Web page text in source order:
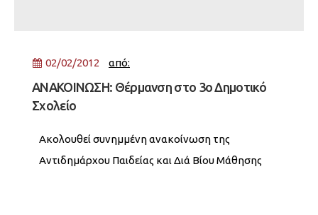
02/02/2012 από:
ΑΝΑΚΟΙΝΩΣΗ: Θέρμανση στο 3ο Δημοτικό
Σχολείο
Ακολουθεί συνημμένη ανακοίνωση της
Αντιδημάρχου Παιδείας και Διά Βίου Μάθησης